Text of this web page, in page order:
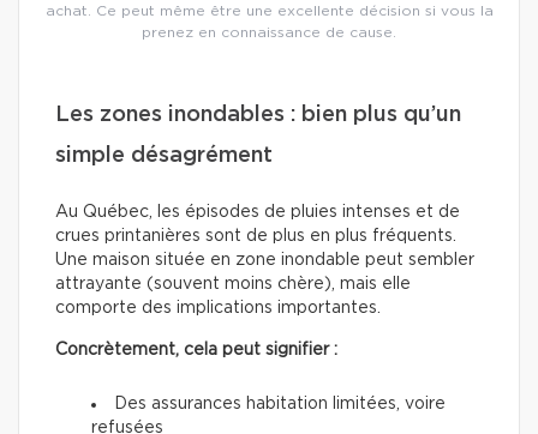
achat. Ce peut même être une excellente décision si vous la
prenez en connaissance de cause.
Les zones inondables : bien plus qu’un
simple désagrément
Au Québec, les épisodes de pluies intenses et de
crues printanières sont de plus en plus fréquents.
Une maison située en zone inondable peut sembler
attrayante (souvent moins chère), mais elle
comporte des implications importantes.
Concrètement, cela peut signifier :
Des assurances habitation limitées, voire
refusées